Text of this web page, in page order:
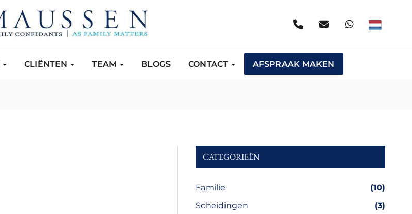
CLIËNTEN TEAM BLOGS CONTACT AFSPRAAK MAKEN
CATEGORIEËN
Familie
(10)
Scheidingen
(3)